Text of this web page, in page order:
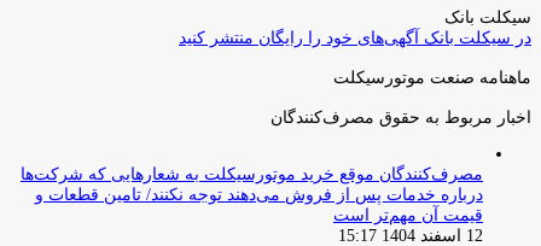
سیکلت بانک
در سیکلت بانک آگهی‌های خود را رایگان منتشر کنید
ماهنامه صنعت موتورسیکلت
اخبار مربوط به حقوق مصرف‌کنندگان
مصرف‌کنندگان موقع خرید موتورسیکلت به شعارهایی که شرکت‌ها
درباره خدمات پس از فروش می‌دهند توجه نکنند/ تامین قطعات و
قیمت آن مهم‌تر است
12 اسفند 1404 15:17